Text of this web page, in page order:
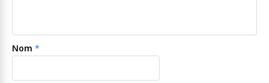
Nom *